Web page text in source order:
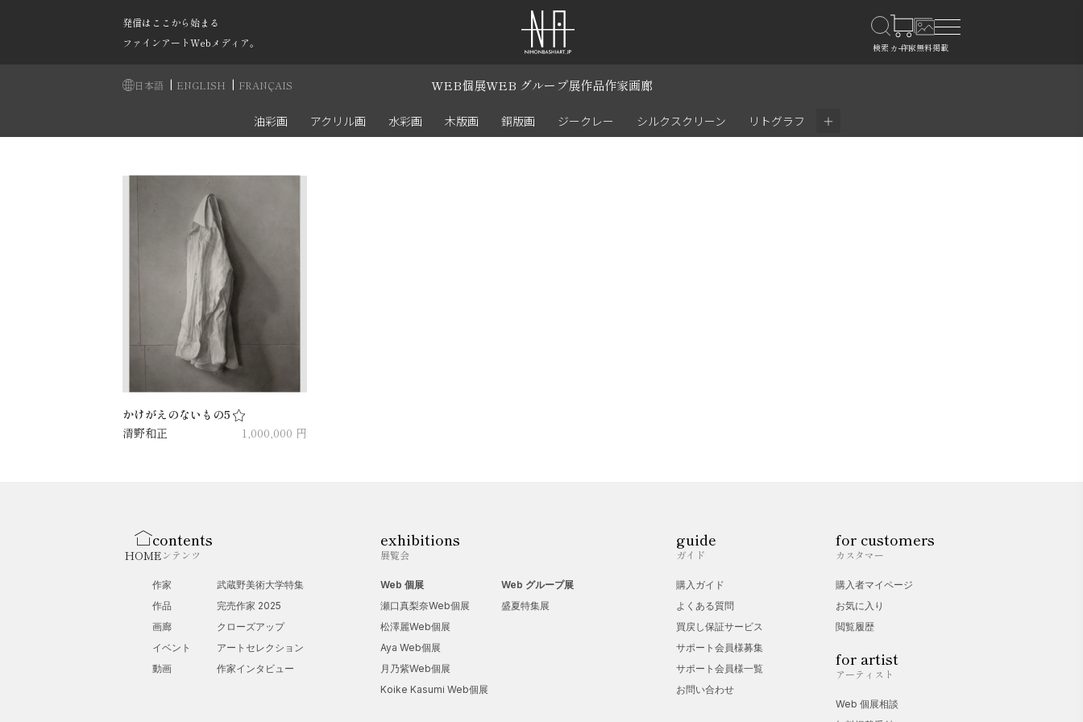
発信はここから始まる
ファインアートWebメディア。
日本語 | ENGLISH | FRANÇAIS WEB個展WEB グループ展作品作家画廊
油彩画 アクリル画 水彩画 木版画 銅版画 ジークレー シルクスクリーン リトグラフ ＋
かけがえのないもの5
清野和正
1,000,000 円
HOME
contents
コンテンツ
作家
作品
画廊
イベント
動画
武蔵野美術大学特集
完売作家 2025
クローズアップ
アートセレクション
作家インタビュー
exhibitions
展覧会
Web 個展
瀬口真梨奈Web個展
松澤麗Web個展
Aya Web個展
月乃紫Web個展
Koike Kasumi Web個展
Web グループ展
盛夏特集展
guide
ガイド
購入ガイド
よくある質問
買戻し保証サービス
サポート会員様募集
サポート会員様一覧
お問い合わせ
for customers
カスタマー
購入者マイページ
お気に入り
閲覧履歴
for artist
アーティスト
Web 個展相談